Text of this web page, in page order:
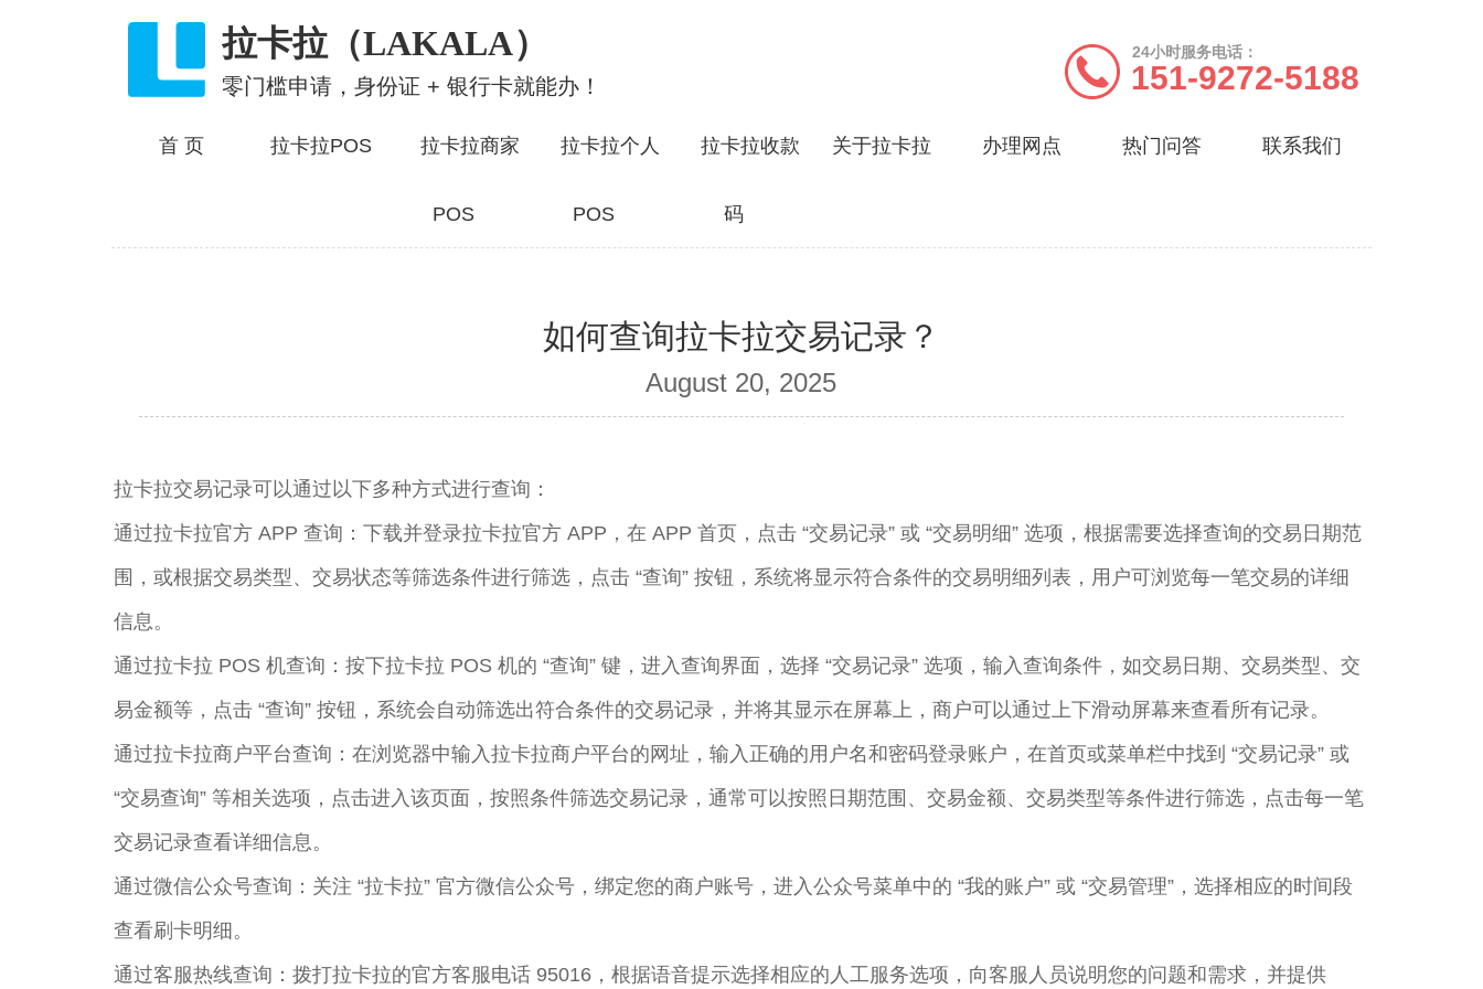
拉卡拉（LAKALA）
零门槛申请，身份证 + 银行卡就能办！
24小时服务电话：
151-9272-5188
首 页 拉卡拉POS 拉卡拉商家
POS
拉卡拉个人
POS
拉卡拉收款
码
关于拉卡拉 办理网点 热门问答 联系我们
如何查询拉卡拉交易记录？
August 20, 2025
拉卡拉交易记录可以通过以下多种方式进行查询：
通过拉卡拉官方 APP 查询：下载并登录拉卡拉官方 APP，在 APP 首页，点击 “交易记录” 或 “交易明细” 选项，根据需要选择查询的交易日期范
围，或根据交易类型、交易状态等筛选条件进行筛选，点击 “查询” 按钮，系统将显示符合条件的交易明细列表，用户可浏览每一笔交易的详细
信息。
通过拉卡拉 POS 机查询：按下拉卡拉 POS 机的 “查询” 键，进入查询界面，选择 “交易记录” 选项，输入查询条件，如交易日期、交易类型、交
易金额等，点击 “查询” 按钮，系统会自动筛选出符合条件的交易记录，并将其显示在屏幕上，商户可以通过上下滑动屏幕来查看所有记录。
通过拉卡拉商户平台查询：在浏览器中输入拉卡拉商户平台的网址，输入正确的用户名和密码登录账户，在首页或菜单栏中找到 “交易记录” 或
“交易查询” 等相关选项，点击进入该页面，按照条件筛选交易记录，通常可以按照日期范围、交易金额、交易类型等条件进行筛选，点击每一笔
交易记录查看详细信息。
通过微信公众号查询：关注 “拉卡拉” 官方微信公众号，绑定您的商户账号，进入公众号菜单中的 “我的账户” 或 “交易管理”，选择相应的时间段
查看刷卡明细。
通过客服热线查询：拨打拉卡拉的官方客服电话 95016，根据语音提示选择相应的人工服务选项，向客服人员说明您的问题和需求，并提供